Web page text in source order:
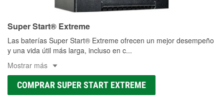
Super Start® Extreme
Las baterías Super Start® Extreme ofrecen un mejor desempeño
y una vida útil más larga, incluso en c...
Mostrar más
COMPRAR SUPER START EXTREME